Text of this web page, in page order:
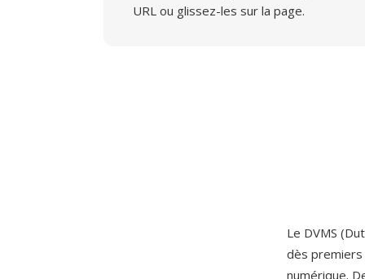
URL ou glissez-les sur la page.
Le DVMS
dès
numérique.